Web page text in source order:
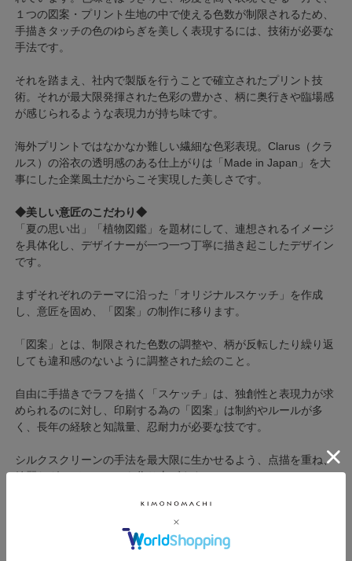
１つの図案・プリント生地の中で使える色数が制限されるため、
手描きタッチの色のゆらぎを美しく表現するには、技術が必要な
手法です。
それを踏まえ、社内で製版を行うことで確立されたプリント技
術。それが最大限発揮された色彩の豊かさ、柄に奥行きや臨場感
が感じられるような表現力が持ち味です。
海外プリントではなかなか難しい繊細な色彩表現。Clarus（クラ
ルス）の浴衣の透明感のある仕上がりは「Made in Japan」を大
事にした企業風土だからこそ実現した美しさです。
◆美しい意匠のこだわり◆
「夏の思い出」「植物図鑑」を題材にして、連想されるイメージ
を具体化し、デザイナーが一つ一つ丁寧に描き起こしたデザイン
です。
まずそれぞれのテーマに沿った「オリジナルスケッチ」を作成
し、意匠を固め、「図案」の制作に移ります。
「図案」とは、制限された色数の調整や、柄が反転したり繰り返
しても違和感のないように調整された絵のこと。
自由に手描きでラフを描く「スケッチ」は、独創性と表現力が求
められるのに対し、印刷する為の「図案」は制約やルールが多
く、長年の経験と知識量、忍耐力が必要な技です。
シルクスクリーンの手法を最大限に生かせるよう、点描を重ね、
綺麗なグラデーションを作り上げます。
色の重ね方や相性などを染工場の職人と相談しながら、「図案」
を完成させ、美しい布地へと仕上げました。